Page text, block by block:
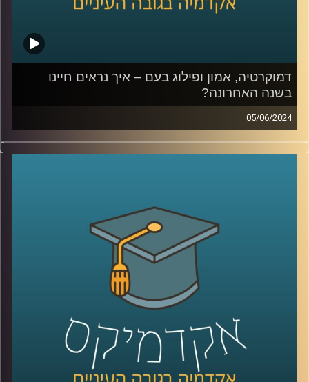
דמוקרטיה, אמון ופילוג בעם – איך נראים חיינו
בשנה האחרונה?
05/06/2024
דמוקרטיה, אמון ופילוג בעם – איך נראים חיינו בשנה
האחרונה?
אנשים מדברים או על ירידה מהארץ, או על חובתנו להישאר.
האם אנחנו בסכנה קיומית, איך הפילוג בעם משפיע עלינו,
ואיך כל זה מתקשר לדמוקרטיה, חופש הביטוי, אמון במוסדות
המדינה וליחס לאוכלוסיות כמו הערבים בישראל?
על כל השאלות האלו ועל הרבה יותר עונה סקר "המכון לחירות
ואחריות" של אוניברסיטת רייכמן.
בפרק זה מצטרף אלינו פרופ' אסיף אפרת, ראש תוכנית התואר